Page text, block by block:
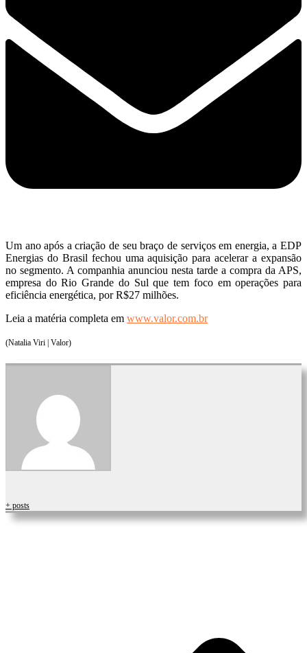
Um ano após a criação de seu braço de serviços em energia, a EDP
Energias do Brasil fechou uma aquisição para acelerar a expansão
no segmento. A companhia anunciou nesta tarde a compra da APS,
empresa do Rio Grande do Sul que tem foco em operações para
eficiência energética, por R$27 milhões.
Leia a matéria completa em www.valor.com.br
(Natalia Viri | Valor)
+ posts